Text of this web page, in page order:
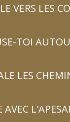
VERS LES
TOI
LES
AVEC